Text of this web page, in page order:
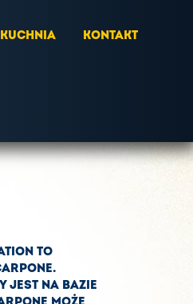
KONTAKT
TO
JEST NA BAZIE